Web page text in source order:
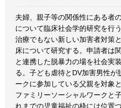
夫婦、親子等の関係性にある者
について臨床社会学的研究を行
治療でもない新しい加害者対策
床について研究する。申請者は
と連携した脱暴力の場を社会実
る。子ども虐待とDV加害男性が
ークに参加している父親を対象
ファミリーソーシャルワークと
れまでの児童福祉の枠には位置